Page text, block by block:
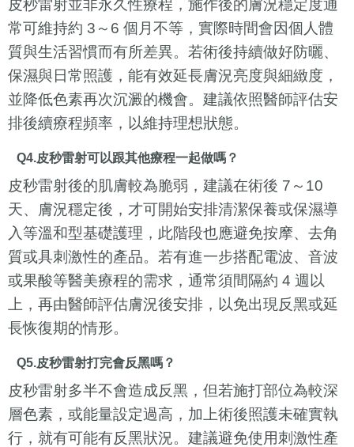
皮秒雷射並非永久性療程，施作後的膚況穩定度通
常可維持約 3～6 個月不等，實際時間會因個人體
質與生活習慣而有所差異。若術後持續做好防曬、
保濕與日常照護，能有效延長膚況亮度與細緻度，
並降低色素再次沉澱的機會。建議依照醫師評估安
排後續療程頻率，以維持理想狀態。
Q4.皮秒雷射可以跟其他療程一起做嗎？
皮秒雷射後的肌膚較為脆弱，建議在術後 7～10
天、膚況穩定後，才可開始安排清潔保養或保濕導
入等溫和型基礎護理，此階段也應避免按摩、去角
質或具刺激性的產品。若有進一步搭配電波、音波
或果酸等醫美療程的需求，通常須間隔約 4 週以
上，再由醫師評估膚況後安排，以免出現反黑或延
長恢復期的情形。
Q5.皮秒雷射打完會反黑嗎？
皮秒雷射多半不會造成反黑，但若施打部位為較深
層色素，或能量設定過高，加上術後照護未確實執
行，就有可能有反黑狀況。建議避免使用刺激性產